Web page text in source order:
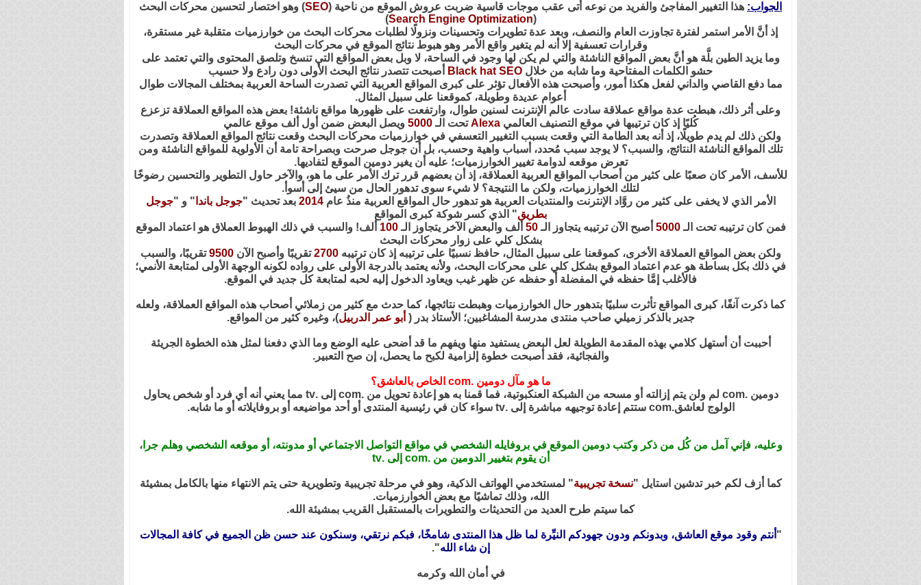
الجواب: هذا التغيير المفاجئ والفريد من نوعه أتى عقب موجات قاسية ضربت عروش الموقع من ناحية (SEO) وهو اختصار لتحسين محركات البحث
(
Search Engine Optimization
)
إذ أنَّ الأمر استمر لفترة تجاوزت العام والنصف، وبعد عدة تطويرات وتحسينات ونزولًا لطلبات محركات البحث من خوارزميات متقلبة غير مستقرة،
وقرارات تعسفية إلا أنه لم يتغير واقع الأمر وهو هبوط نتائج الموقع في محركات البحث
وما يزيد الطين بلَّة هو أنَّ بعض المواقع الناشئة والتي لم يكن لها وجود في الساحة، لا وبل بعض المواقع التي تنسخ وتلصق المحتوى والتي تعتمد على
حشو الكلمات المفتاحية وما شابه من خلال Black hat SEO
أصبحت تتصدر نتائج البحث الأولى دون رادع ولا حسيب
مما دفع القاصي والداني لفعل هكذا أمور، وأصبحت هذه الأفعال تؤثر على كبرى المواقع العربية التي تصدرت الساحة العربية بمختلف المجالات طوال
أعوام عديدة وطويلة، كموقعنا على سبيل المثال.
وعلى أثر ذلك، هبطت عدة مواقع عملاقة سادت عالم الإنترنت لسنين طوال، وارتفعت على ظهورها مواقع ناشئة! بعض هذه المواقع العملاقة تزعزع
كُليًا إذ كان ترتيبها في موقع التصنيف العالميAlexa تحت الـ5000 ويصل البعض ضمن أول ألف موقع عالمي
ولكن ذلك لم يدم طويلًا، إذ أنه بعد الطامة التي وقعت بسبب التغيير التعسفي في خوارزميات محركات البحث وقعت نتائج المواقع العملاقة وتصدرت
تلك المواقع الناشئة النتائج، والسبب؟ لا يوجد سبب مُحدد، أسباب واهية وحسب، بل أن جوجل صرحت وبصراحة تامة أن الأولوية للمواقع الناشئة ومن
تعرض موقعه لدوامة تغيير الخوارزميات؛ عليه أن يغير دومين الموقع لتفاديها.
للأسف، الأمر كان صعبًا على كثير من أصحاب المواقع العربية العملاقة، إذ أن بعضهم قرر ترك الأمر على ما هو، والآخر حاول التطوير والتحسين رضوخًا
لتلك الخوارزميات، ولكن ما النتيجة؟ لا شيء سوى تدهور الحال من سيئ إلى أسوأ.
الأمر الذي لا يخفى على كثير من روَّاد الإنترنت والمنتديات العربية هو تدهور حال المواقع العربية منذُ عام2014 بعد تحديث "جوجل باندا " و "جوجل
بطريق" الذي كسر شوكة كبرى المواقع
فمن كان ترتيبه تحت الـ5000 أصبح الآن ترتيبه يتجاوز الـ50 ألف والبعض الآخر يتجاوز الـ100 ألف! والسبب في ذلك الهبوط العملاق هو اعتماد الموقع
بشكل كلي على زوار محركات البحث
ولكن بعض المواقع العملاقة الأخرى، كموقعنا على سبيل المثال، حافظ نسبيًا على ترتيبه إذ كان ترتيبه2700 تقريبًا وأصبح الآن9500 تقريبًا، والسبب
في ذلك بكل بساطة هو عدم اعتماد الموقع بشكل كلي على محركات البحث، ولأنه يعتمد بالدرجة الأولى على رواده لكونه الوجهة الأولى لمتابعة الأنمي؛
فالأغلب إمَّا حفظه في المفضلة أو حفظه عن ظهر غيب ويعاود الدخول إليه لحبه لمتابعة كل جديد في الموقع.
كما ذكرت آنفًا، كبرى المواقع تأثرت سلبيًا بتدهور حال الخوارزميات وهبطت نتائجها، كما حدث مع كثير من زملائي أصحاب هذه المواقع العملاقة، ولعله
جدير بالذكر زميلي صاحب منتدى مدرسة المشاغبين؛ الأستاذ بدر ( أبو عمر الدربيل)، وغيره كثير من المواقع.
أحببت أن أستهل كلامي بهذه المقدمة الطويلة لعل البعض يستفيد منها ويفهم ما قد أضحى عليه الوضع وما الذي دفعنا لمثل هذه الخطوة الجريئة
والفجائية، فقد أصبحت خطوة إلزامية لكبح ما يحصل، إن صح التعبير.
ما هو مآل دومين .com الخاص بالعاشق؟
دومين .com لم ولن يتم إزالته أو مسحه من الشبكة العنكبوتية، فما قمنا به هو إعادة تحويل من .com إلى .tv مما يعني أنه أي فرد أو شخص يحاول
الولوج لعاشق.com ستتم إعادة توجيهه مباشرة إلى .tv سواء كان في رئيسية المنتدى أو أحد مواضيعه أو بروفايلاته أو ما شابه.
وعليه، فإني آمل من كُل من ذكر وكتب دومين الموقع في بروفايله الشخصي في مواقع التواصل الاجتماعي أو مدونته، أو موقعه الشخصي وهلم جرا،
أن يقوم بتغيير الدومين من .com إلى .tv
كما أزف لكم خبر تدشين استايل "نسخة تجريبية" لمستخدمي الهواتف الذكية، وهو في مرحلة تجريبية وتطويرية حتى يتم الانتهاء منها بالكامل بمشيئة
الله، وذلك تماشيًا مع بعض الخوارزميات.
كما سيتم طرح العديد من التحديثات والتطويرات بالمستقبل القريب بمشيئة الله.
" أنتم وقود موقع العاشق، وبدونكم ودون جهودكم النيِّرة لما ظل هذا المنتدى شامخًا، فبكم نرتقي، وسنكون عند حسن ظن الجميع في كافة المجالات
إن شاء الله".
في أمان الله وكرمه